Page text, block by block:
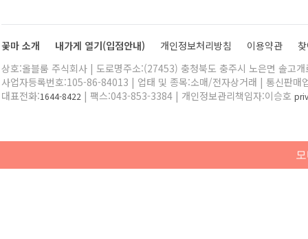
꽃마 소개 내가게 열기(입점안내) 개인정보처리방침 이용약관
상호:올블룸 주식회사 | 도로명주소:(27453) 충청북도 충주시 노은면 솔고
사업자등록번호:105-86-84013 | 업태 및 종목:소매/전자상거래 | 통신판매
대표전화:1644-8422 | 팩스:043-853-3384 | 개인정보관리책임자:이승호